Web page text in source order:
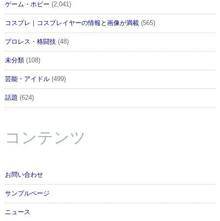
ゲーム・ホビー (2,041)
コスプレ｜コスプレイヤーの情報と画像が満載 (565)
プロレス・格闘技 (48)
未分類 (108)
芸能・アイドル (499)
話題 (624)
コンテンツ
お問い合わせ
サンプルページ
ニュース